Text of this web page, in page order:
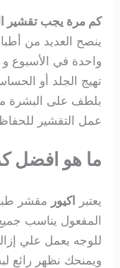
كم مرة يجب تقشير
ينصح العديد من
واحدة في الأسبوع
تهيج الجلد أو
بلطف على البشرة
عمل التقشير
ما هو افضل
يعتبر اكيور مقشر
المفعول يناسب
للوجه يعمل علي
ويمنحك نظهر رائع